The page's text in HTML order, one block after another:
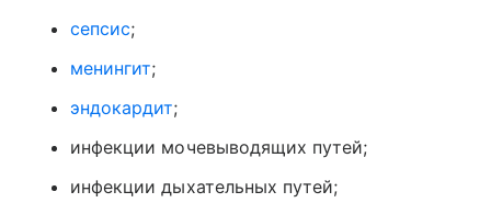
сепсис;
менингит;
эндокардит;
инфекции мочевыводящих путей;
инфекции дыхательных путей;